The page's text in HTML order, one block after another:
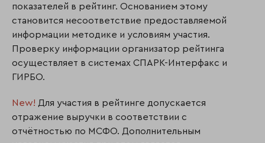
показателей в рейтинг. Основанием этому
становится несоответствие предоставляемой
информации методике и условиям участия.
Проверку информации организатор рейтинга
осуществляет в системах СПАРК-Интерфакс и
ГИРБО.
New! Для участия в рейтинге допускается
отражение выручки в соответствии с
отчётностью по МСФО. Дополнительным